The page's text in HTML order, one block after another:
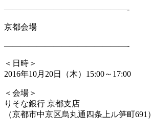
———————————————-
京都会場
———————————————-
＜日時＞
2016年10月20日（木）15:00～17:00
＜会場＞
りそな銀行 京都支店
（京都市中京区烏丸通四条上ル笋町691）